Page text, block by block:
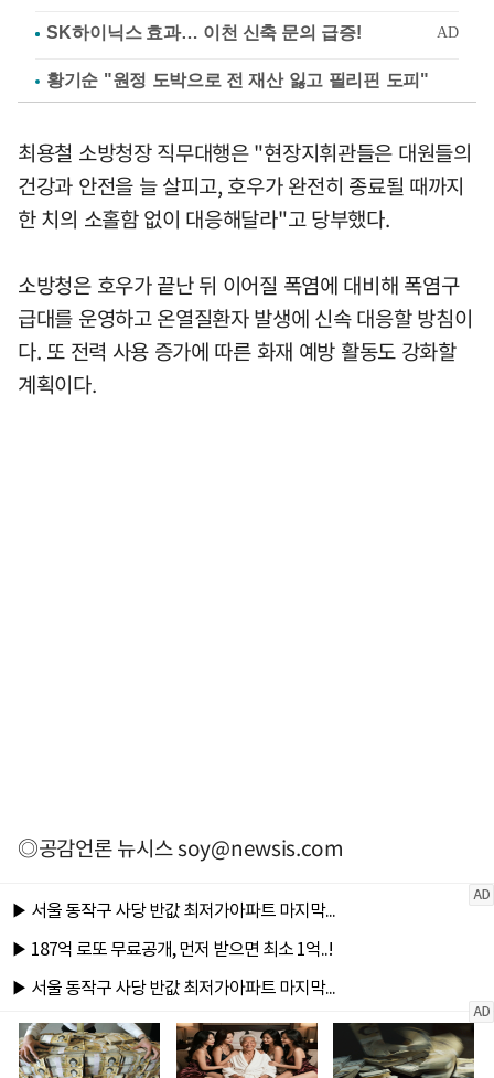
황기순 "원정 도박으로 전 재산 잃고 필리핀 도피"
최용철 소방청장 직무대행은 "현장지휘관들은 대원들의
건강과 안전을 늘 살피고, 호우가 완전히 종료될 때까지
한 치의 소홀함 없이 대응해달라"고 당부했다.
소방청은 호우가 끝난 뒤 이어질 폭염에 대비해 폭염구
급대를 운영하고 온열질환자 발생에 신속 대응할 방침이
다. 또 전력 사용 증가에 따른 화재 예방 활동도 강화할
계획이다.
◎공감언론 뉴시스soy@newsis.com